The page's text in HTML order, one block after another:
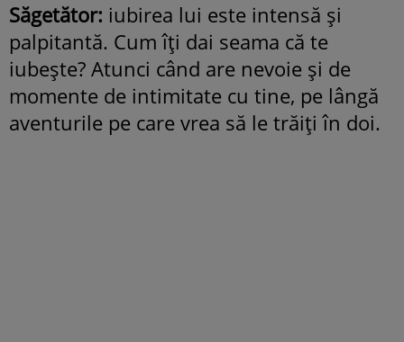
Săgetător: iubirea lui este intensă şi
palpitantă. Cum îţi dai seama că te
iubeşte? Atunci când are nevoie şi de
momente de intimitate cu tine, pe lângă
aventurile pe care vrea să le trăiţi în doi.